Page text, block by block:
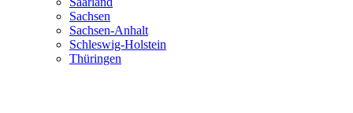
Sachsen
Sachsen-Anhalt
Schleswig-Holstein
Thüringen